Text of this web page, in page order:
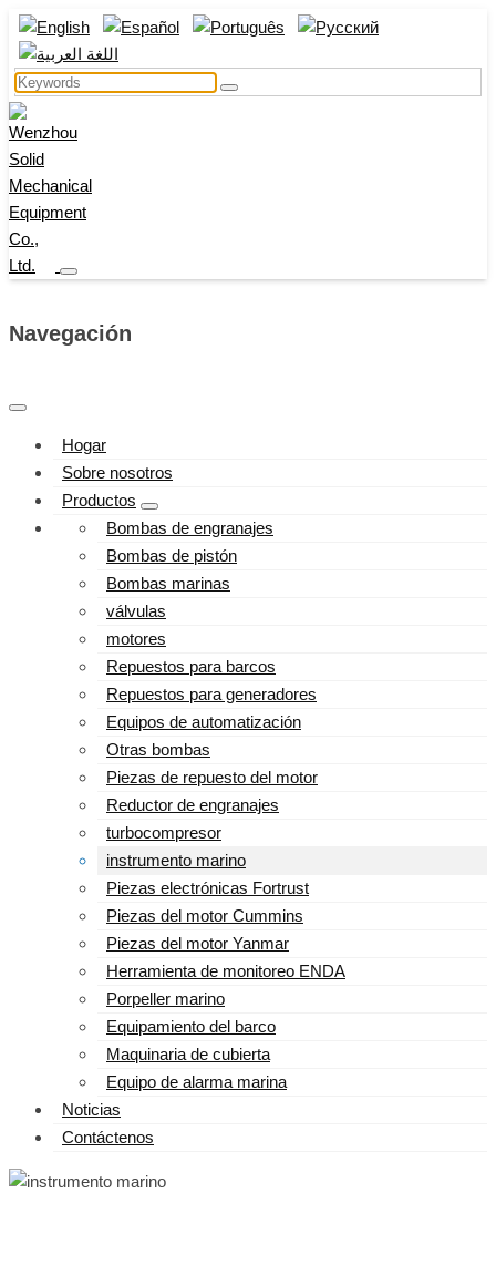
Navegación
Hogar
Sobre nosotros
Productos
Bombas de engranajes
Bombas de pistón
Bombas marinas
válvulas
motores
Repuestos para barcos
Repuestos para generadores
Equipos de automatización
Otras bombas
Piezas de repuesto del motor
Reductor de engranajes
turbocompresor
instrumento marino
Piezas electrónicas Fortrust
Piezas del motor Cummins
Piezas del motor Yanmar
Herramienta de monitoreo ENDA
Porpeller marino
Equipamiento del barco
Maquinaria de cubierta
Equipo de alarma marina
Noticias
Contáctenos